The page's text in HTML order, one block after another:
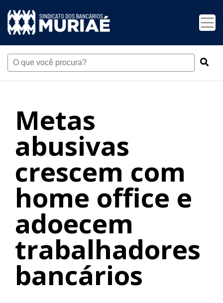
Metas
abusivas
crescem com
home office e
adoecem
trabalhadores
bancários